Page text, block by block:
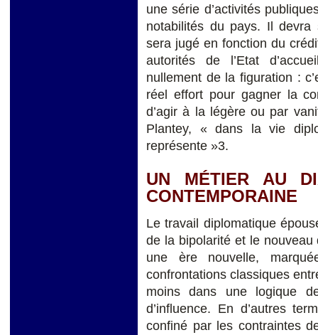
une série d’activités
notabilités du pays. Il
sera jugé en fonction du
autorités de l’Etat
nullement de la figuration :
réel effort pour gagner la
d’agir à la légère ou par
Plantey, « dans la vie
représente »3.
UN MÉTIER AU
CONTEMPORAINE
Le travail diplomatique
de la bipolarité et le
une ère nouvelle,
confrontations classiques
moins dans une logique
d’influence. En d’autres
confiné par les contraintes